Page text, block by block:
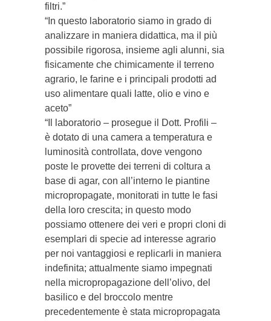
filtri.”
“In questo laboratorio siamo in grado di
analizzare in maniera didattica, ma il più
possibile rigorosa, insieme agli alunni, sia
fisicamente che chimicamente il terreno
agrario, le farine e i principali prodotti ad
uso alimentare quali latte, olio e vino e
aceto”
“Il laboratorio – prosegue il Dott. Profili –
è dotato di una camera a temperatura e
luminosità controllata, dove vengono
poste le provette dei terreni di coltura a
base di agar, con all’interno le piantine
micropropagate, monitorati in tutte le fasi
della loro crescita; in questo modo
possiamo ottenere dei veri e propri cloni di
esemplari di specie ad interesse agrario
per noi vantaggiosi e replicarli in maniera
indefinita; attualmente siamo impegnati
nella micropropagazione dell’olivo, del
basilico e del broccolo mentre
precedentemente è stata micropropagata